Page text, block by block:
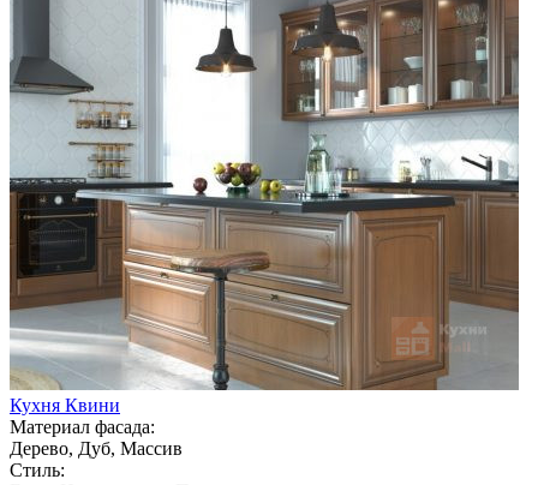
Кухня Квини
Материал фасада:
Дерево, Дуб, Массив
Стиль: